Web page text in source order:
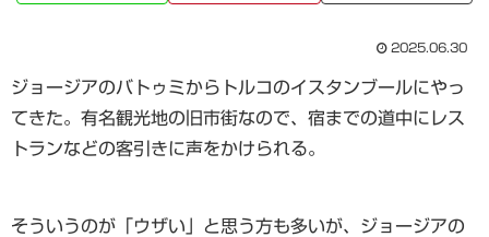
2025.06.30
ジョージアのバトゥミからトルコのイスタンブールにやっ
てきた。有名観光地の旧市街なので、宿までの道中にレス
トランなどの客引きに声をかけられる。
そういうのが「ウザい」と思う方も多いが、ジョージアの